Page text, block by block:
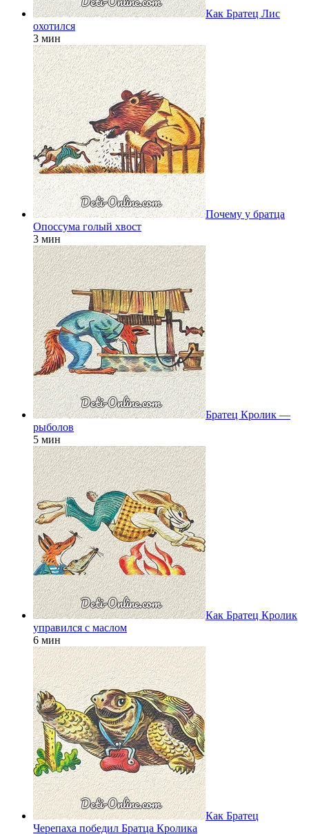
Как Братец Лис
охотился
3 мин
Почему у братца
Опоссума голый хвост
3 мин
Братец Кролик —
рыболов
5 мин
Как Братец Кролик
управился с маслом
6 мин
Как Братец
Черепаха победил Братца Кролика